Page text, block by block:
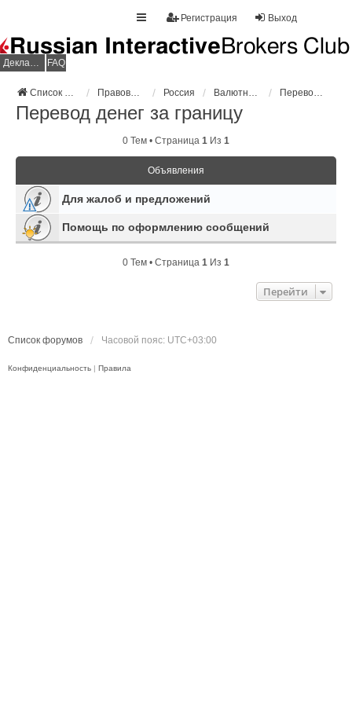
Выход
Регистрация
Декларация НДФЛ FAQ
Список форумов Правовое регулирование Россия Валютный контроль Перевод денег за границу
Перевод денег за границу
0 Тем • Страница 1 Из 1
Объявления
Для жалоб и предложений
Помощь по оформлению сообщений
0 Тем • Страница 1 Из 1
Перейти
Список форумов Часовой пояс: UTC+03:00
Конфиденциальность | Правила